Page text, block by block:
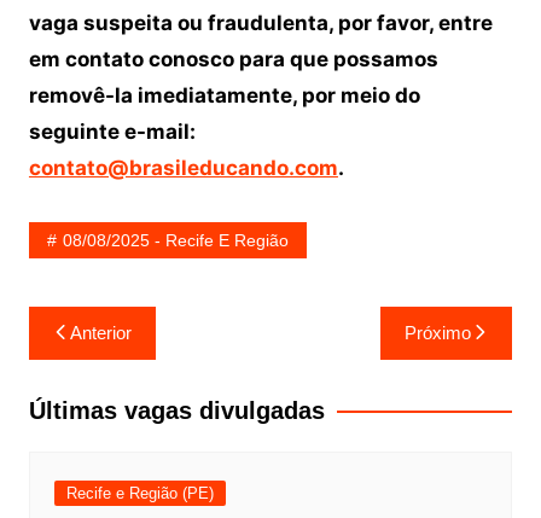
vaga suspeita ou fraudulenta, por favor, entre
em contato conosco para que possamos
removê-la imediatamente, por meio do
seguinte e-mail:
contato@brasileducando.com.
08/08/2025 - Recife E Região
Navegação
de
Post
Anterior Próximo
Últimas vagas divulgadas
Recife e Região (PE)